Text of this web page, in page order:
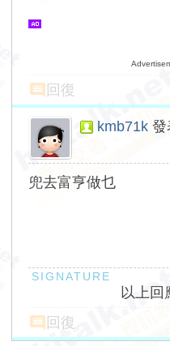
回復
kmb71k 發
兜去富亨做乜
以上回
回復